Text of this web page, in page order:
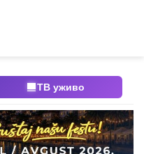
ТВ уживо